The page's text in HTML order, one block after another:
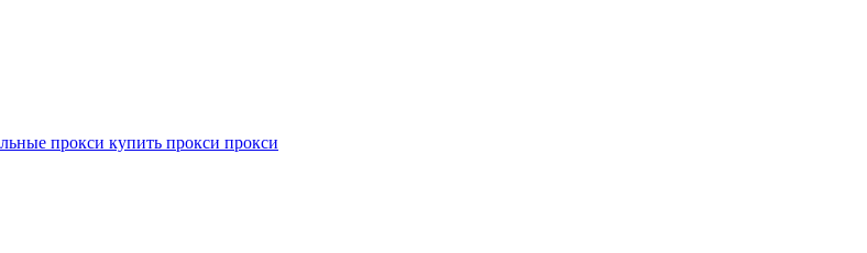
прокси купить прокси прокси